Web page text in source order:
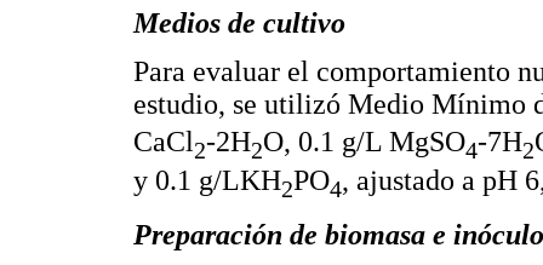
Medios de cultivo
Para evaluar el comportamiento
estudio, se utilizó Medio Mínimo
CaCl2-2H2O, 0.1 g/L MgSO4-7H2
y 0.1 g/LKH2PO4, ajustado a pH
Preparación de biomasa e